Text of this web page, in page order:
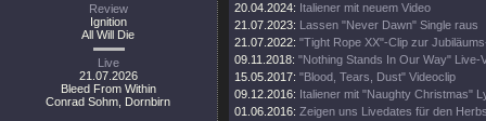
Review
Ignition
All Will Die
Live
21.07.2026
Bleed From Within
Conrad Sohm, Dornbirn
20.04.2024: Italiener mit neuem Video
21.07.2023: Lassen "Never Dawn" Single raus
21.07.2022: "Tight Rope XX"-Clip zur
09.11.2018: "Nothing Stands In Our Way" Live-
15.05.2017: "Blood, Tears, Dust" Videoclip
09.12.2016: Italiener mit "Naughty Christmas"
01.06.2016: Zeigen uns Livedates für den